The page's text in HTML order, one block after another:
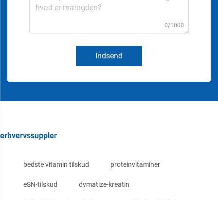
0/1000
Indsend
erhvervssuppler
bedste vitamin tilskud proteinvitaminer
eSN-tilskud dymatize-kreatin